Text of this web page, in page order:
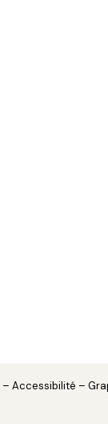
– Accessibilité –